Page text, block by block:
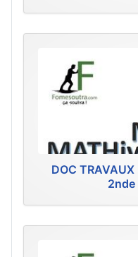
DOC TRAVAUX
2nde